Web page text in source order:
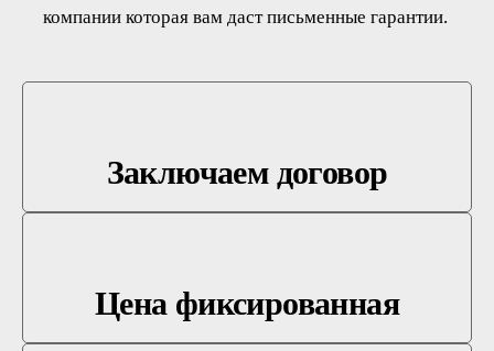
компании которая вам даст письменные гарантии.
Заключаем договор
Цена фиксированная